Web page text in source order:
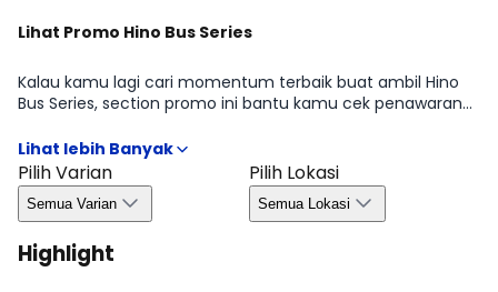
Lihat Promo Hino Bus Series
Kalau kamu lagi cari momentum terbaik buat ambil Hino
Bus Series, section promo ini bantu kamu cek penawaran
untuk pembelian, kemudahan kredit, hingga bonus yang
biasanya bergantung pada wilayah dan ketersediaan.
Dengan begitu, kamu bisa ambil keputusan lebih efisien
tanpa melewatkan peluang promo yang relevan di Agustus
2026.
Pilih Varian
Semua Varian
Pilih Lokasi
Semua Lokasi
Highlight